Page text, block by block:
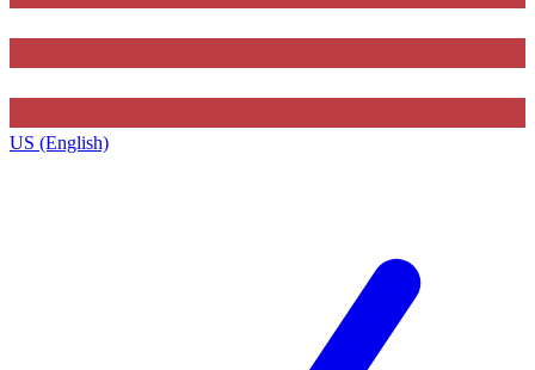
US (English)